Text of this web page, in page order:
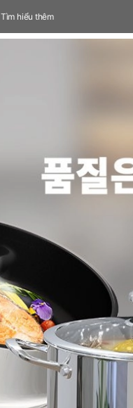
Tìm hiểu thêm